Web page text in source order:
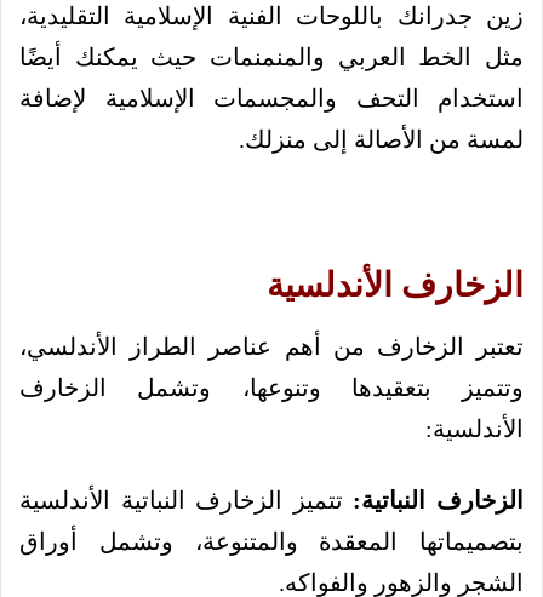
زين جدرانك باللوحات الفنية الإسلامية التقليدية،
مثل الخط العربي والمنمنمات حيث يمكنك أيضًا
استخدام التحف والمجسمات الإسلامية لإضافة
لمسة من الأصالة إلى منزلك.
الزخارف الأندلسية
تعتبر الزخارف من أهم عناصر الطراز الأندلسي،
وتتميز بتعقيدها وتنوعها، وتشمل الزخارف
الأندلسية:
الزخارف النباتية: تتميز الزخارف النباتية الأندلسية
بتصميماتها المعقدة والمتنوعة، وتشمل أوراق
الشجر والزهور والفواكه.